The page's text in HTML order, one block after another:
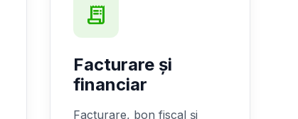
receipt_long
Facturare și
financiar
Facturare, bon fiscal și